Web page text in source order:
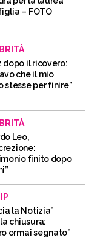
– FOTO
dopo il ricovero:
che il mio
stesse per finire”
Leo,
finito dopo
la Notizia”
chiusura:
ormai segnato”